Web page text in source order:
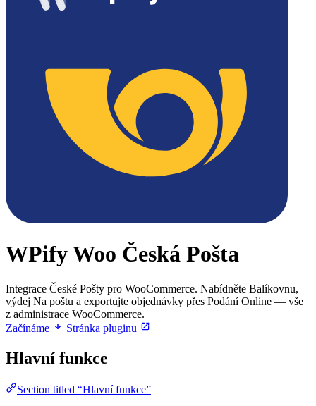
WPify Woo Česká Pošta
Integrace České Pošty pro WooCommerce. Nabídněte Balíkovnu,
výdej Na poštu a exportujte objednávky přes Podání Online — vše
z administrace WooCommerce.
Začínáme
Stránka pluginu
Hlavní funkce
Section titled “Hlavní funkce”